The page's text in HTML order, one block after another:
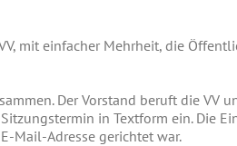
mit einfacher Mehrheit, die
Der Vorstand beruft die VV
in Textform ein. Die
Mail-Adresse gerichtet war.